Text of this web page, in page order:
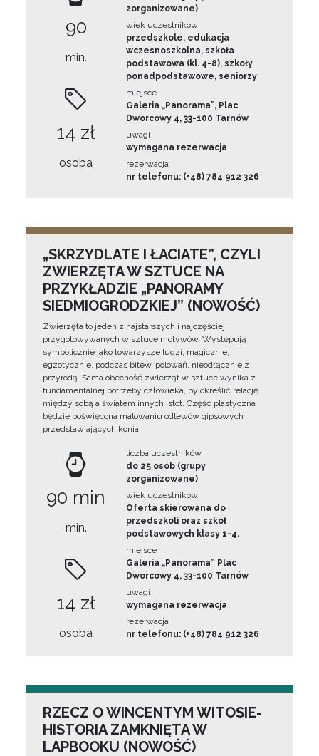
90
min.
14 zł
osoba
zorganizowane)
wiek uczestników
przedszkole, edukacja
wczesnoszkolna, szkoła
podstawowa (kl. 4-8), szkoły
ponadpodstawowe, seniorzy
miejsce
Galeria „Panorama”, Plac
Dworcowy 4, 33-100 Tarnów
uwagi
wymagana rezerwacja
rezerwacja
nr telefonu: (+48) 784 912 326
„SKRZYDLATE I ŁACIATE”, CZYLI
ZWIERZĘTA W SZTUCE NA
PRZYKŁADZIE „PANORAMY
SIEDMIOGRODZKIEJ” (NOWOŚĆ)
Zwierzęta to jeden z najstarszych i najczęściej
przygotowywanych w sztuce motywów. Występują
symbolicznie jako towarzysze ludzi, magicznie,
egzotycznie, podczas bitew, polowań, nieodłącznie z
przyrodą. Sama obecność zwierząt w sztuce wynika z
fundamentalnej potrzeby człowieka, by określić relację
między sobą a światem innych istot. Część plastyczna
będzie poświęcona malowaniu odlewów gipsowych
przedstawiających konia.
90 min
min.
14 zł
osoba
liczba uczestników
do 25 osób (grupy
zorganizowane)
wiek uczestników
Oferta skierowana do
przedszkoli oraz szkół
podstawowych klasy 1-4.
miejsce
Galeria „Panorama” Plac
Dworcowy 4, 33-100 Tarnów
uwagi
wymagana rezerwacja
rezerwacja
nr telefonu: (+48) 784 912 326
RZECZ O WINCENTYM WITOSIE-
HISTORIA ZAMKNIĘTA W
LAPBOOKU (NOWOŚĆ)